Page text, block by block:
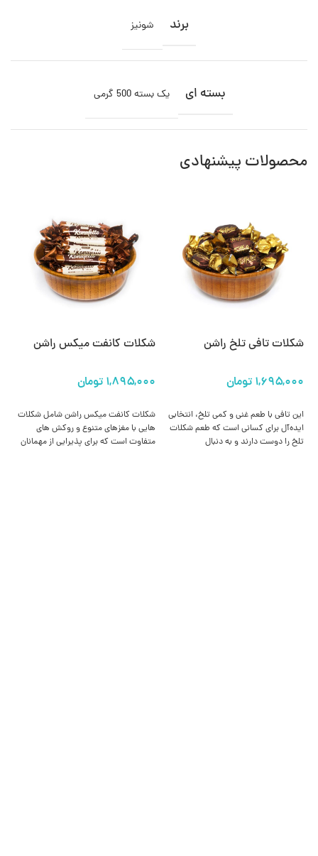
برند شونیز
بسته ای یک بسته 500 گرمی
محصولات پیشنهادی
شکلات تافی تلخ راشن
این تافی با طعم غنی و کمی تلخ، انتخابی
ایده‌آل برای کسانی است که طعم شکلات
تلخ را دوست دارند و به دنبال
شکلات کانفت میکس راشن
شکلات کانفت میکس راشن شامل شکلات‌
هایی با مغزهای متنوع و روکش‌ های
متفاوت است که برای پذیرایی از مهمانان